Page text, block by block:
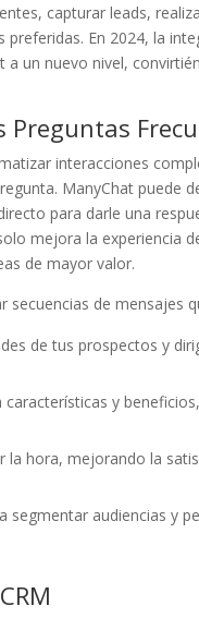
capturar leads,
En 2024, la
a un nuevo nivel,
interacciones
ManyChat puede
para darle una
mejora la experiencia
de mayor valor.
secuencias de mensajes
de tus prospectos y
y
la hora, mejorando la
segmentar audiencias y